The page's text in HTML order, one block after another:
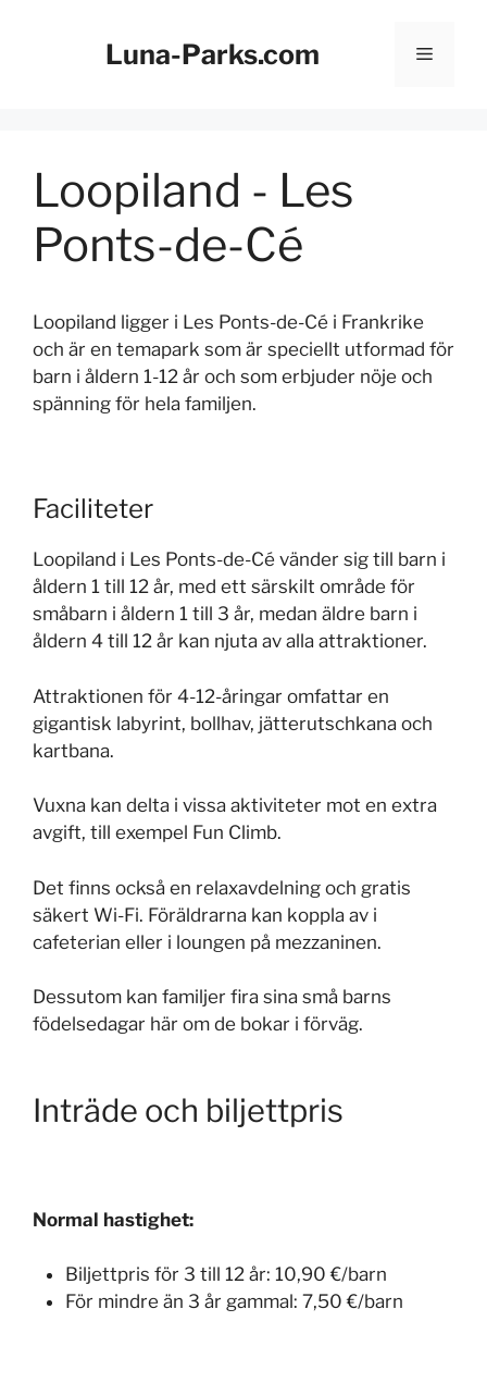
Luna-Parks.com Meny
Loopiland - Les
Ponts-de-Cé
Loopiland ligger i Les Ponts-de-Cé i Frankrike
och är en temapark som är speciellt utformad för
barn i åldern 1-12 år och som erbjuder nöje och
spänning för hela familjen.
Faciliteter
Loopiland i Les Ponts-de-Cé vänder sig till barn i
åldern 1 till 12 år, med ett särskilt område för
småbarn i åldern 1 till 3 år, medan äldre barn i
åldern 4 till 12 år kan njuta av alla attraktioner.
Attraktionen för 4-12-åringar omfattar en
gigantisk labyrint, bollhav, jätterutschkana och
kartbana.
Vuxna kan delta i vissa aktiviteter mot en extra
avgift, till exempel Fun Climb.
Det finns också en relaxavdelning och gratis
säkert Wi-Fi. Föräldrarna kan koppla av i
cafeterian eller i loungen på mezzaninen.
Dessutom kan familjer fira sina små barns
födelsedagar här om de bokar i förväg.
Inträde och biljettpris
Normal hastighet:
Biljettpris för 3 till 12 år: 10,90 €/barn
För mindre än 3 år gammal: 7,50 €/barn